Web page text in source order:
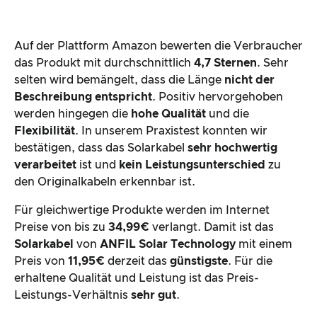
Auf der Plattform Amazon bewerten die Verbraucher
das Produkt mit durchschnittlich 4,7 Sternen. Sehr
selten wird bemängelt, dass die Länge nicht der
Beschreibung entspricht. Positiv hervorgehoben
werden hingegen die hohe Qualität und die
Flexibilität. In unserem Praxistest konnten wir
bestätigen, dass das Solarkabel sehr hochwertig
verarbeitet ist und kein Leistungsunterschied zu
den Originalkabeln erkennbar ist.
Für gleichwertige Produkte werden im Internet
Preise von bis zu 34,99€ verlangt. Damit ist das
Solarkabel von ANFIL Solar Technology mit einem
Preis von 11,95€ derzeit das günstigste. Für die
erhaltene Qualität und Leistung ist das Preis-
Leistungs-Verhältnis sehr gut.